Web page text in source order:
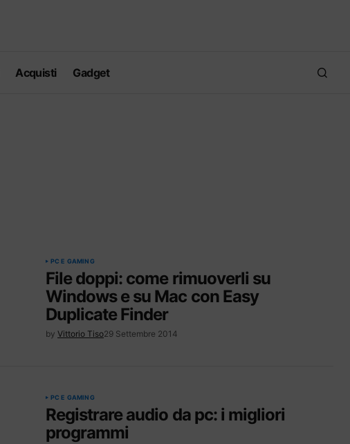
Acquisti Gadget
PC E GAMING
File doppi: come rimuoverli su
Windows e su Mac con Easy
Duplicate Finder
by Vittorio Tiso29 Settembre 2014
PC E GAMING
Registrare audio da pc: i migliori
programmi